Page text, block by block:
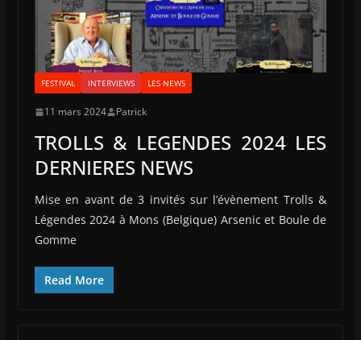
FESTIVAL INTERVIEWS LES NEWS
11 mars 2024 Patrick
TROLLS & LEGENDES 2024 LES
DERNIERES NEWS
Mise en avant de 3 invités sur l’évènement Trolls &
Légendes 2024 à Mons (Belgique) Arsenic et Boule de
Gomme
Read More